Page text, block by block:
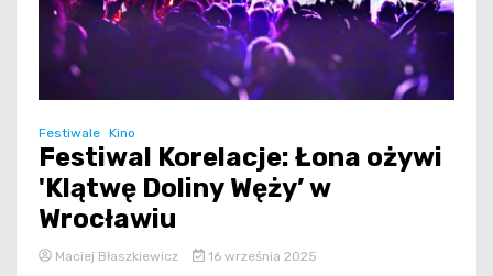
Festiwale Kino
Festiwal Korelacje: Łona ożywi
'Klątwę Doliny Węży’ w
Wrocławiu
Maciej Błaszkiewicz 16 września 2025